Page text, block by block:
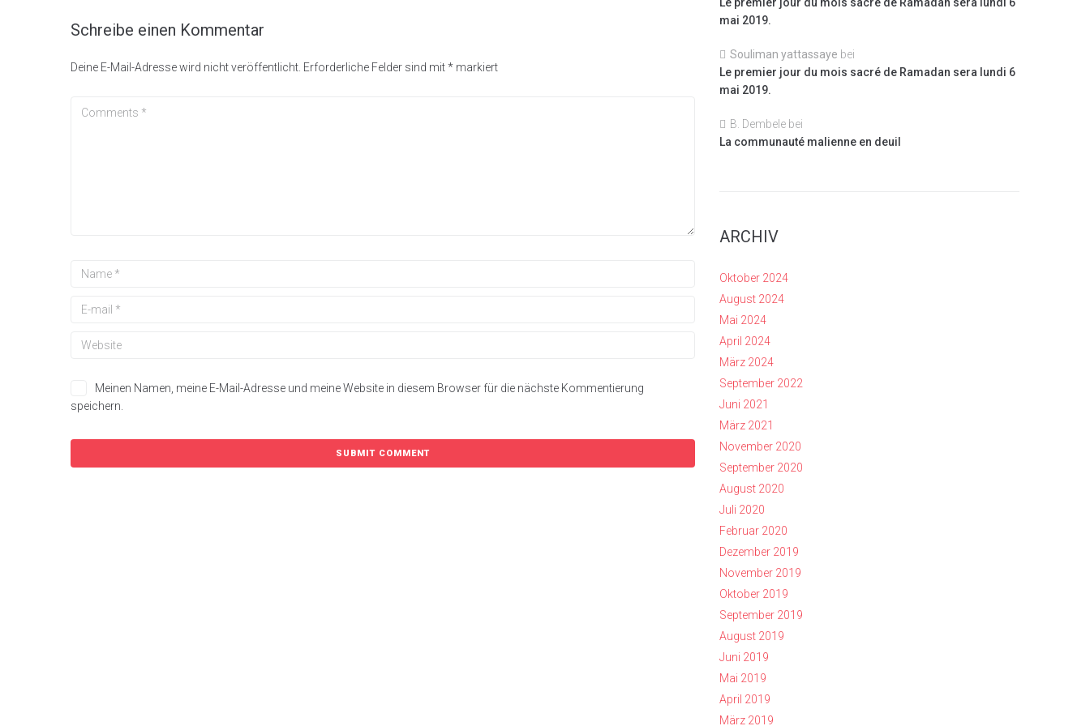
Schreibe einen Kommentar
Deine E-Mail-Adresse wird nicht veröffentlicht. Erforderliche Felder sind mit* markiert
Meinen Namen, meine E-Mail-Adresse und meine Website in diesem Browser für die nächste Kommentierung
speichern.
mai 2019.
Souliman yattassaye bei
Le premier jour du mois sacré de Ramadan sera lundi 6
mai 2019.
B. Dembele bei
La communauté malienne en deuil
ARCHIV
Oktober 2024
August 2024
Mai 2024
April 2024
März 2024
September 2022
Juni 2021
März 2021
November 2020
September 2020
August 2020
Juli 2020
Februar 2020
Dezember 2019
November 2019
Oktober 2019
September 2019
August 2019
Juni 2019
Mai 2019
April 2019
März 2019